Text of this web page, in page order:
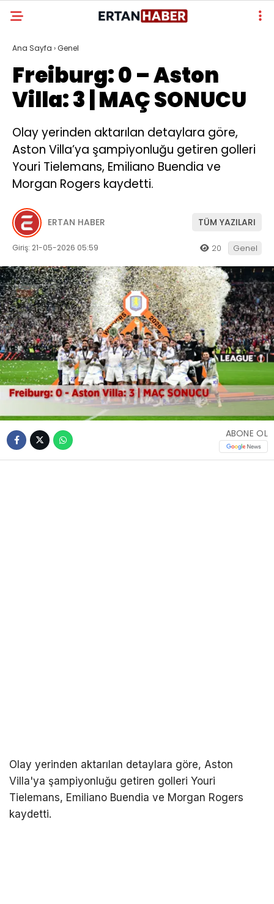
Ana Sayfa ›Genel
Freiburg: 0 – Aston
Villa: 3 | MAÇ SONUCU
Olay yerinden aktarılan detaylara göre,
Aston Villa’ya şampiyonluğu getiren golleri
Youri Tielemans, Emiliano Buendia ve
Morgan Rogers kaydetti.
ERTAN HABER TÜM YAZILARI
Giriş: 21-05-2026 05:59 20 Genel
ABONE OL
Olay yerinden aktarılan detaylara göre, Aston
Villa'ya şampiyonluğu getiren golleri Youri
Tielemans, Emiliano Buendia ve Morgan Rogers
kaydetti.